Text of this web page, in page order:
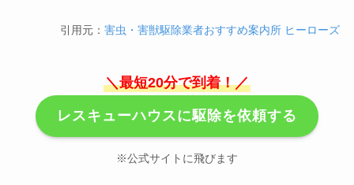
引用元：害虫・害獣駆除業者おすすめ案内所 ヒーローズ
＼最短20分で到着！／
レスキューハウスに駆除を依頼する
※公式サイトに飛びます